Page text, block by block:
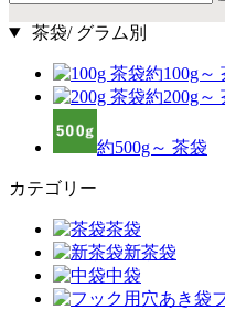
茶袋/ グラム別
約100g～
約200g～
約500g～ 茶袋
カテゴリー
茶袋
新茶袋
中袋